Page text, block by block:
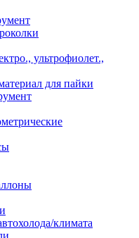
ультрофиолет.,
для пайки
климата